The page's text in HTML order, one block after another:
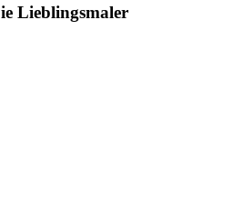
Lieblingsmaler